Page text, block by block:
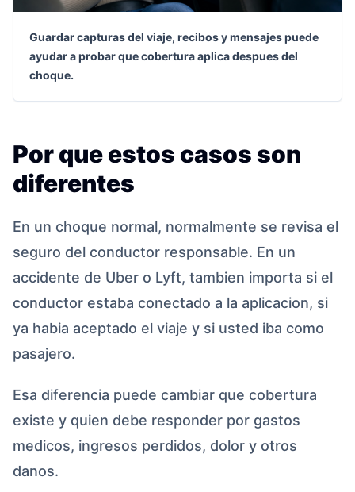
Guardar capturas del viaje, recibos y mensajes puede
ayudar a probar que cobertura aplica despues del
choque.
Por que estos casos son
diferentes
En un choque normal, normalmente se revisa el
seguro del conductor responsable. En un
accidente de Uber o Lyft, tambien importa si el
conductor estaba conectado a la aplicacion, si
ya habia aceptado el viaje y si usted iba como
pasajero.
Esa diferencia puede cambiar que cobertura
existe y quien debe responder por gastos
medicos, ingresos perdidos, dolor y otros
danos.